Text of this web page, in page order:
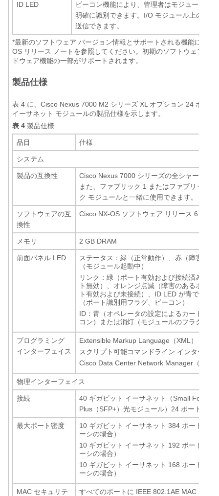
ID LED
ビーコン機能により、管理者はモジュールの
明確に識別できます。I/O モジュール上のポー
送信できます。
*最新のソフトウェア バージョン情報とサポートされる機能につい
OS リリース ノートを参照してください。初期のソフトウェア リ
ドウェア機能の一部がサポートされます。
製品仕様
表 4 に、Cisco Nexus 7000 M2 シリーズ XL オプション 24 ポート
イーサネット モジュールの製品仕様を示します。
表 4 製品仕様
品目 仕様
システム
製品の互換性
Cisco Nexus 7000 シリーズの全シャーシに
また、ファブリック 1 またはファブリック 2
ク モジュールと一緒に使用できます。
ソフトウェアの互
換性
Cisco NX-OS ソフトウェア リリース 6.1 以
メモリ 2 GB DRAM
前面パネル LED
ステータス：緑（正常動作）、赤（障害発生
（モジュール起動中）
リンク：緑（ポート有効および接続済み）、
ト無効）、オレンジ点滅（障害のあるポート
ト有効および未接続）、ID LED が青で緑と
（ポート識別用フラグ、ビーコン）
ID：青（オペレータの設定によるカード識別
コン）または消灯（モジュールのフラグ未設
プログラミング
インターフェイス
Extensible Markup Language（XML）
スクリプト可能コマンドライン インターフ
Cisco Data Center Network Manager（
物理インターフェイス
接続
40 ギガビット イーサネット（Small Form-
Plus（SFP+）光モジュール）24 ポート
最大ポート密度
10 ギガビット イーサネット 384 ポート（
ーシの場合）
10 ギガビット イーサネット 192 ポート（
ーシの場合）
10 ギガビット イーサネット 168 ポート（9
ーシの場合）
MAC セキュリテ
すべてのポートに IEEE 802.1AE MAC